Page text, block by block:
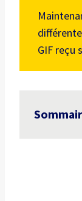
GIF reçu